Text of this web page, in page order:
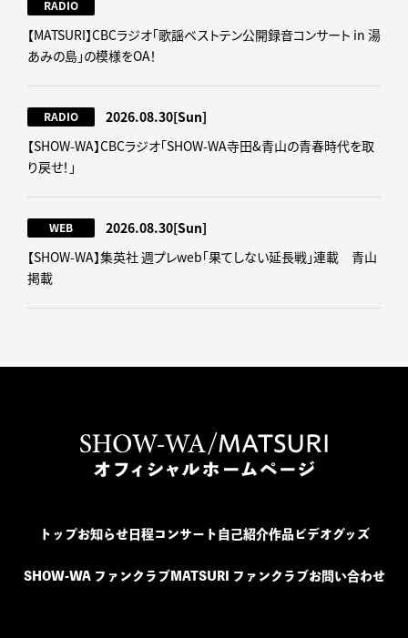
RADIO
【MATSURI】CBCラジオ「歌謡ベストテン公開録音コンサート in 湯
あみの島」の模様をOA！
RADIO 2026.08.30[Sun]
【SHOW-WA】CBCラジオ｢SHOW-WA寺田&青山の青春時代を取
り戻せ！｣
WEB 2026.08.30[Sun]
【SHOW-WA】集英社 週プレweb｢果てしない延長戦｣連載 青山
掲載
トップお知らせ日程コンサート 自己紹介作品ビデオグッズ
SHOW-WA ファンクラブMATSURI ファンクラブお問い合わせ